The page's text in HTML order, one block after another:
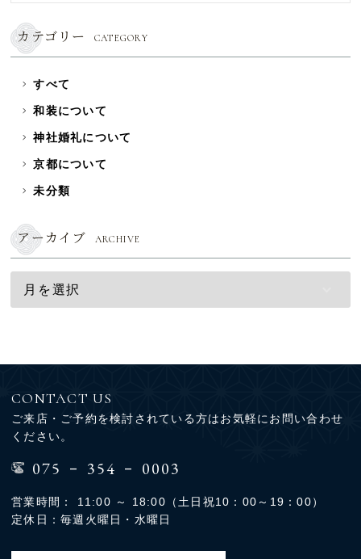
カテゴリー CATEGORY
すべて
和装について
神社婚礼について
京都について
未分類
アーカイブ ARCHIVE
CONTACT US
ご来店・ご予約を検討されている方はお気軽にお問い合わせ
ください。
075 - 354 - 0003
営業時間： 11:00 ～ 18:00（土日祝10：00～19：00）
定休日：毎週火曜日・水曜日